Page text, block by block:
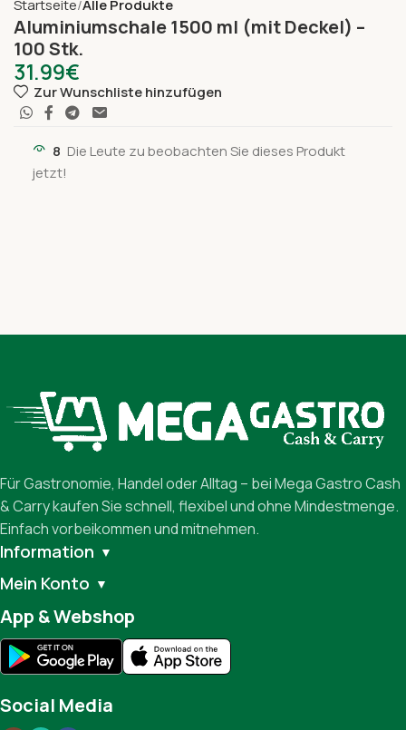
Startseite Alle Produkte
Aluminiumschale 1500 ml (mit Deckel) –
100 Stk.
31.99€
Zur Wunschliste hinzufügen
8 Die Leute zu beobachten Sie dieses Produkt
jetzt!
Für Gastronomie, Handel oder Alltag – bei Mega Gastro Cash
& Carry kaufen Sie schnell, flexibel und ohne Mindestmenge.
Einfach vorbeikommen und mitnehmen.
Information ▼
Mein Konto ▼
App & Webshop
Social Media